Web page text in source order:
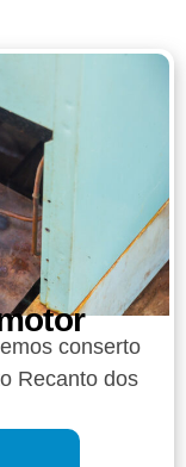
conserto
Recanto dos